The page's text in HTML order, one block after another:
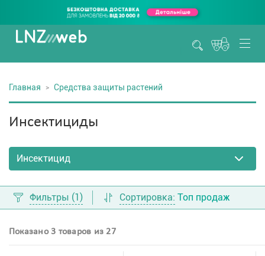
Главная Средства защиты растений
Инсектициды
Фильтры (1) Сортировка: Топ продаж
Показано 3 товаров из 27